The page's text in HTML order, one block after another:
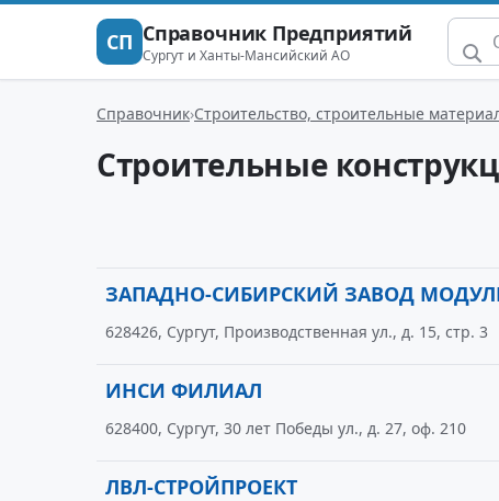
СП Справочник Предприятий
Сургут и Ханты-Мансийский АО
Справочник Строительство, строительные
Строительные
ЗАПАДНО-СИБИРСКИЙ ЗАВОД
628426, Сургут, Производственная ул., д. 15, стр. 3
ИНСИ ФИЛИАЛ
628400, Сургут, 30 лет Победы ул., д. 27, оф. 210
ЛВЛ-СТРОЙПРОЕКТ